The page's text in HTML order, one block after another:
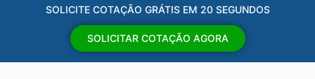
SOLICITE COTAÇÃO GRÁTIS EM 20 SEGUNDOS
SOLICITAR COTAÇÃO AGORA